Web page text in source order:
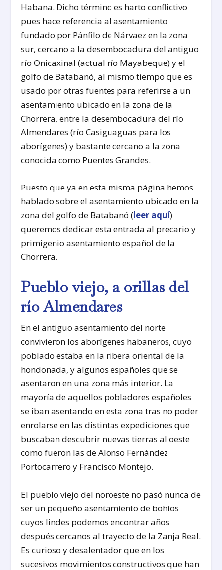
Habana. Dicho término es harto conflictivo
pues hace referencia al asentamiento
fundado por Pánfilo de Nárvaez en la zona
sur, cercano a la desembocadura del antiguo
río Onicaxinal (actual río Mayabeque) y el
golfo de Batabanó, al mismo tiempo que es
usado por otras fuentes para referirse a un
asentamiento ubicado en la zona de la
Chorrera, entre la desembocadura del río
Almendares (río Casiguaguas para los
aborígenes) y bastante cercano a la zona
conocida como Puentes Grandes.
Puesto que ya en esta misma página hemos
hablado sobre el asentamiento ubicado en la
zona del golfo de Batabanó (leer aquí)
queremos dedicar esta entrada al precario y
primigenio asentamiento español de la
Chorrera.
Pueblo viejo, a orillas del
río Almendares
En el antiguo asentamiento del norte
convivieron los aborígenes habaneros, cuyo
poblado estaba en la ribera oriental de la
hondonada, y algunos españoles que se
asentaron en una zona más interior. La
mayoría de aquellos pobladores españoles
se iban asentando en esta zona tras no poder
enrolarse en las distintas expediciones que
buscaban descubrir nuevas tierras al oeste
como fueron las de Alonso Fernández
Portocarrero y Francisco Montejo.
El pueblo viejo del noroeste no pasó nunca de
ser un pequeño asentamiento de bohíos
cuyos lindes podemos encontrar años
después cercanos al trayecto de la Zanja Real.
Es curioso y desalentador que en los
sucesivos movimientos constructivos que han